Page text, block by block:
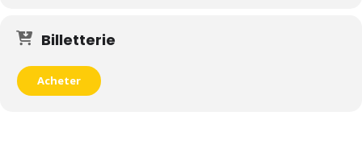
Billetterie
Acheter